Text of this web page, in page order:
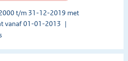
t/m 31-12-2019 met
vanaf 01-01-2013